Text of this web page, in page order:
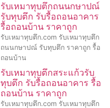
รับเหมาทุบตึกถนนกษาปณ์
รับทุบตึก รับรื้อถอนอาคาร
รื้อถอนบ้าน ราคาถูก
รับเหมาทุบตึก.com รับเหมาทุบตึก
ถนนกษาปณ์ รับทุบตึก ราคาถูก รื้อ
ถอนบ้าน
รับเหมาทุบตึกสระแก้วรับ
ทุบตึก รับรื้อถอนอาคาร รื้อ
ถอนบ้าน ราคาถูก
รับเหมาทุบตึก.com รับเหมาทุบตึก